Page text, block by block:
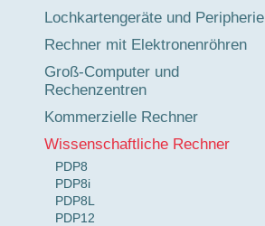
Lochkartengeräte und Peripherie
Rechner mit Elektronenröhren
Groß-Computer und
Rechenzentren
Kommerzielle Rechner
Wissenschaftliche Rechner
PDP8
PDP8i
PDP8L
PDP12